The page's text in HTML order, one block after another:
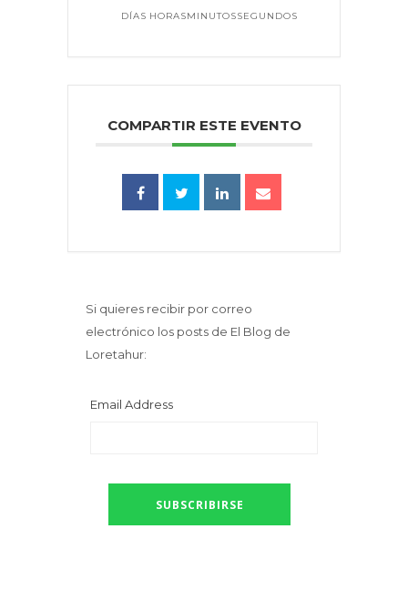
DÍAS HORASMINUTOSSEGUNDOS
COMPARTIR ESTE EVENTO
Si quieres recibir por correo
electrónico los posts de El Blog de
Loretahur:
Email Address